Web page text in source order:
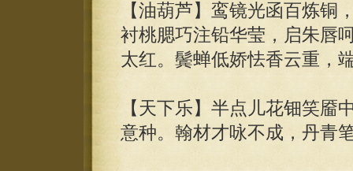
【油葫芦】鸾镜光函百炼铜
衬桃腮巧注铅华莹，启朱唇
太红。鬓蝉低娇怯香云重，
【天下乐】半点儿花钿笑靥
意种。翰材才咏不成，丹青